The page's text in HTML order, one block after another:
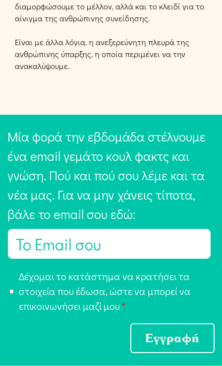
διαμορφώσουμε το μέλλον, αλλά και το κλειδί για το
αίνιγμα της ανθρώπινης συνείδησης.
Είναι με άλλα λόγια, η ανεξερεύνητη πλευρά της
ανθρώπινης ύπαρξης, η οποία περιμένει να την
ανακαλύψουμε.
Μία φορά την εβδομάδα στέλνουμε
ένα email γεμάτο κουλ φακτς και
γνώση. Πού και πού σου λέμε και τα
νέα μας. Για να μην χάνεις τίποτα,
βάλε το email σου εδώ:
E
π
Δέχομαι το κατάστημα να κρατήσει τα
στοιχεία που έδωσα, ώστε να μπορεί να
επικοινωνήσει μαζί μου *
Εγγραφή